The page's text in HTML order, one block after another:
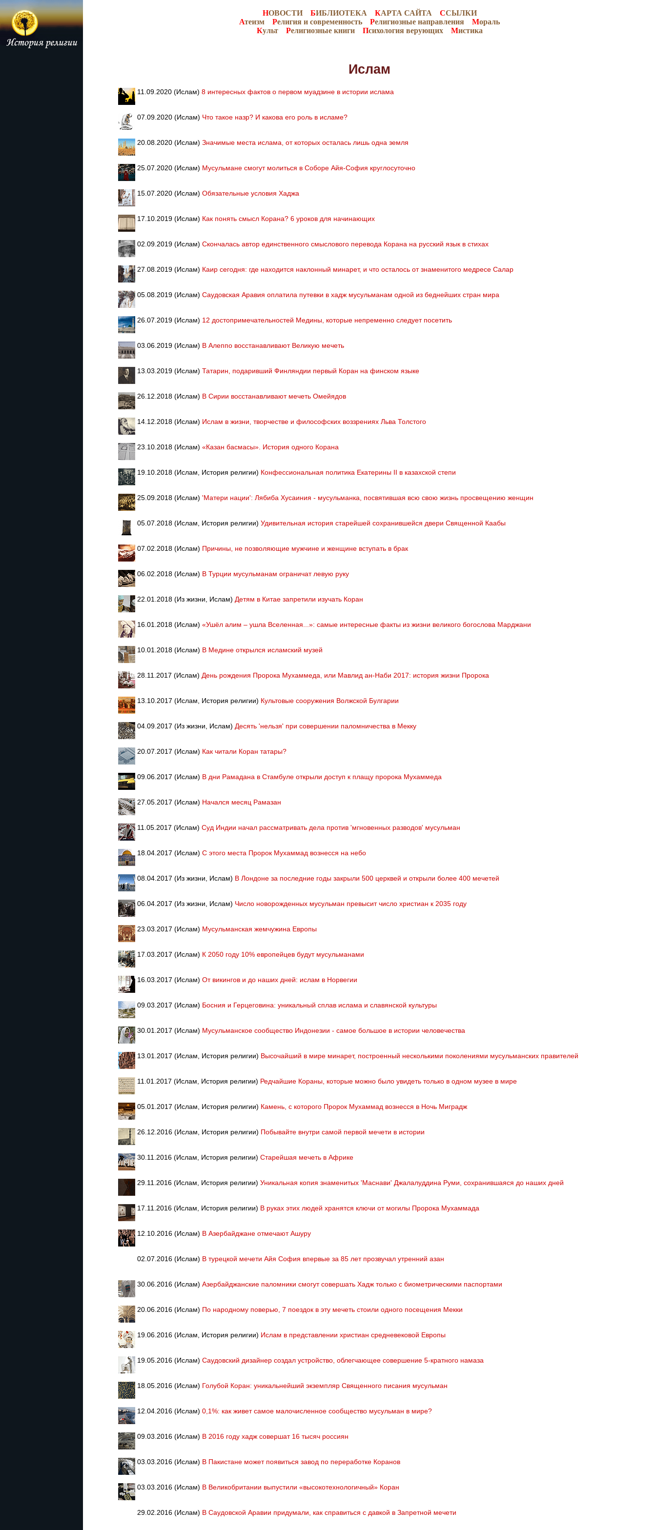
НОВОСТИ БИБЛИОТЕКА КАРТА САЙТА ССЫЛКИ
Атеизм Религия и современность Религиозные направления Мораль
Культ Религиозные книги Психология верующих Мистика
Ислам
11.09.2020 (Ислам) 8 интересных фактов о первом муадзине в истории ислама
07.09.2020 (Ислам) Что такое назр? И какова его роль в исламе?
20.08.2020 (Ислам) Значимые места ислама, от которых осталась лишь одна земля
25.07.2020 (Ислам) Мусульмане смогут молиться в Соборе Айя-София круглосуточно
15.07.2020 (Ислам) Обязательные условия Хаджа
17.10.2019 (Ислам) Как понять смысл Корана? 6 уроков для начинающих
02.09.2019 (Ислам) Скончалась автор единственного смыслового перевода Корана на русский язык в стихах
27.08.2019 (Ислам) Каир сегодня: где находится наклонный минарет, и что осталось от знаменитого медресе Салар
05.08.2019 (Ислам) Саудовская Аравия оплатила путевки в хадж мусульманам одной из беднейших стран мира
26.07.2019 (Ислам) 12 достопримечательностей Медины, которые непременно следует посетить
03.06.2019 (Ислам) В Алеппо восстанавливают Великую мечеть
13.03.2019 (Ислам) Татарин, подаривший Финляндии первый Коран на финском языке
26.12.2018 (Ислам) В Сирии восстанавливают мечеть Омейядов
14.12.2018 (Ислам) Ислам в жизни, творчестве и философских воззрениях Льва Толстого
23.10.2018 (Ислам) «Казан басмасы». История одного Корана
19.10.2018 (Ислам, История религии) Конфессиональная политика Екатерины II в казахской степи
25.09.2018 (Ислам) 'Матери нации': Лябиба Хусаиния - мусульманка, посвятившая всю свою жизнь просвещению женщин
05.07.2018 (Ислам, История религии) Удивительная история старейшей сохранившейся двери Священной Каабы
07.02.2018 (Ислам) Причины, не позволяющие мужчине и женщине вступать в брак
06.02.2018 (Ислам) В Турции мусульманам ограничат левую руку
22.01.2018 (Из жизни, Ислам) Детям в Китае запретили изучать Коран
16.01.2018 (Ислам) «Ушёл алим – ушла Вселенная...»: самые интересные факты из жизни великого богослова Марджани
10.01.2018 (Ислам) В Медине открылся исламский музей
28.11.2017 (Ислам) День рождения Пророка Мухаммеда, или Мавлид ан-Наби 2017: история жизни Пророка
13.10.2017 (Ислам, История религии) Культовые сооружения Волжской Булгарии
04.09.2017 (Из жизни, Ислам) Десять 'нельзя' при совершении паломничества в Мекку
20.07.2017 (Ислам) Как читали Коран татары?
09.06.2017 (Ислам) В дни Рамадана в Стамбуле открыли доступ к плащу пророка Мухаммеда
27.05.2017 (Ислам) Начался месяц Рамазан
11.05.2017 (Ислам) Суд Индии начал рассматривать дела против 'мгновенных разводов' мусульман
18.04.2017 (Ислам) С этого места Пророк Мухаммад вознесся на небо
08.04.2017 (Из жизни, Ислам) В Лондоне за последние годы закрыли 500 церквей и открыли более 400 мечетей
06.04.2017 (Из жизни, Ислам) Число новорожденных мусульман превысит число христиан к 2035 году
23.03.2017 (Ислам) Мусульманская жемчужина Европы
17.03.2017 (Ислам) К 2050 году 10% европейцев будут мусульманами
16.03.2017 (Ислам) От викингов и до наших дней: ислам в Норвегии
09.03.2017 (Ислам) Босния и Герцеговина: уникальный сплав ислама и славянской культуры
30.01.2017 (Ислам) Мусульманское сообщество Индонезии - самое большое в истории человечества
13.01.2017 (Ислам, История религии) Высочайший в мире минарет, построенный несколькими поколениями мусульманских правителей
11.01.2017 (Ислам, История религии) Редчайшие Кораны, которые можно было увидеть только в одном музее в мире
05.01.2017 (Ислам, История религии) Камень, с которого Пророк Мухаммад вознесся в Ночь Миградж
26.12.2016 (Ислам, История религии) Побывайте внутри самой первой мечети в истории
30.11.2016 (Ислам, История религии) Старейшая мечеть в Африке
29.11.2016 (Ислам, История религии) Уникальная копия знаменитых 'Маснави' Джалалуддина Руми, сохранившаяся до наших дней
17.11.2016 (Ислам, История религии) В руках этих людей хранятся ключи от могилы Пророка Мухаммада
12.10.2016 (Ислам) В Азербайджане отмечают Ашуру
02.07.2016 (Ислам) В турецкой мечети Айя София впервые за 85 лет прозвучал утренний азан
30.06.2016 (Ислам) Азербайджанские паломники смогут совершать Хадж только с биометрическими паспортами
20.06.2016 (Ислам) По народному поверью, 7 поездок в эту мечеть стоили одного посещения Мекки
19.06.2016 (Ислам, История религии) Ислам в представлении христиан средневековой Европы
19.05.2016 (Ислам) Саудовский дизайнер создал устройство, облегчающее совершение 5-кратного намаза
18.05.2016 (Ислам) Голубой Коран: уникальнейший экземпляр Священного писания мусульман
12.04.2016 (Ислам) 0,1%: как живет самое малочисленное сообщество мусульман в мире?
09.03.2016 (Ислам) В 2016 году хадж совершат 16 тысяч россиян
03.03.2016 (Ислам) В Пакистане может появиться завод по переработке Коранов
03.03.2016 (Ислам) В Великобритании выпустили «высокотехнологичный» Коран
29.02.2016 (Ислам) В Саудовской Аравии придумали, как справиться с давкой в Запретной мечети